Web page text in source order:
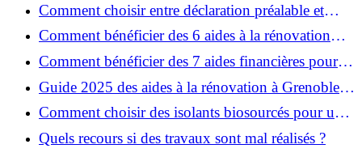
Comment choisir entre déclaration préalable et
permis de construire pour vos travaux ?
Comment bénéficier des 6 aides à la rénovation
énergétique à Grenoble ?
Comment bénéficier des 7 aides financières pour la
rénovation énergétique à Voiron ?
Guide 2025 des aides à la rénovation à Grenoble et
Voiron : MaPrimeRénov’, CEE, aides locales
Comment choisir des isolants biosourcés pour une
rénovation écologique ?
Quels recours si des travaux sont mal réalisés ?